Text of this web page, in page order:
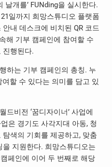
날개를’ FUNding을 실시한다.
일까지 희망스튜디오 플랫폼
내 데스크에 비치된 QR 코드
해 기부 캠페인에 참여할 수
진행된다.
하는 기부 캠페인의 총칭. 누
여할 수 있다는 의미를 담고 있
드비전 ‘꿈디자이너’ 사업에
은 경기도 사각지대 아동, 청
색의 기회를 제공하고, 맞춤
지원한다. 희망스튜디오는
페인에 이어 두 번째로 해당